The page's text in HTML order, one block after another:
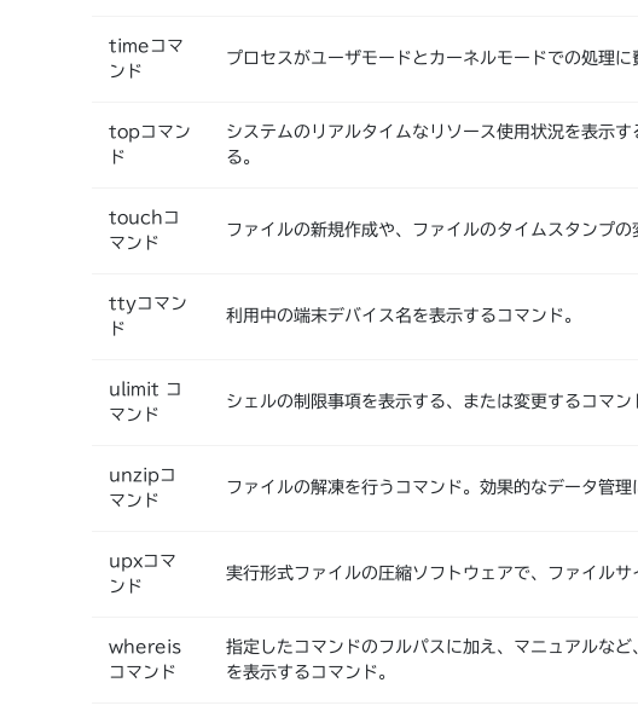
timeコマ
ンド
プロセスがユーザモードとカーネルモードでの処理に
topコマン
ド
システムのリアルタイムなリソース使用状況を表示
る。
touchコ
マンド
ファイルの新規作成や、ファイルのタイムスタンプの
ttyコマン
ド
利用中の端末デバイス名を表示するコマンド。
ulimit コ
マンド
シェルの制限事項を表示する、または変更するコマン
unzipコ
マンド
ファイルの解凍を行うコマンド。効果的なデータ管理
upxコマ
ンド
実行形式ファイルの圧縮ソフトウェアで、ファイルサ
whereis
コマンド
指定したコマンドのフルパスに加え、マニュアルな
を表示するコマンド。